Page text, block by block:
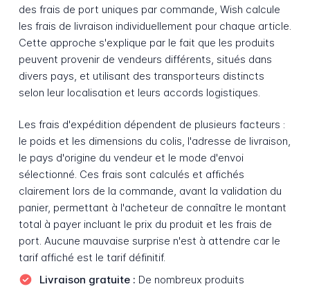
des frais de port uniques par commande, Wish calcule
les frais de livraison individuellement pour chaque article.
Cette approche s'explique par le fait que les produits
peuvent provenir de vendeurs différents, situés dans
divers pays, et utilisant des transporteurs distincts
selon leur localisation et leurs accords logistiques.
Les frais d'expédition dépendent de plusieurs facteurs :
le poids et les dimensions du colis, l'adresse de livraison,
le pays d'origine du vendeur et le mode d'envoi
sélectionné. Ces frais sont calculés et affichés
clairement lors de la commande, avant la validation du
panier, permettant à l'acheteur de connaître le montant
total à payer incluant le prix du produit et les frais de
port. Aucune mauvaise surprise n'est à attendre car le
tarif affiché est le tarif définitif.
Livraison gratuite : De nombreux produits